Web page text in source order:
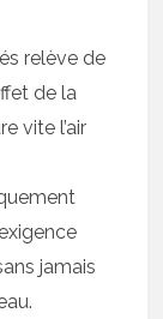
relève de
de la
vite l’air
jamais